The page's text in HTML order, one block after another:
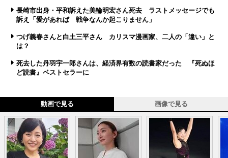
長崎市出身・平和訴えた美輪明宏さん死去 ラストメッセージでも
訴え「愛があれば 戦争なんか起こりません」
つげ義春さんと白土三平さん カリスマ漫画家、二人の「違い」と
は？
死去した丹羽宇一郎さんは、経済界有数の読書家だった 『死ぬほ
ど読書』ベストセラーに
動画で見る 画像で見る